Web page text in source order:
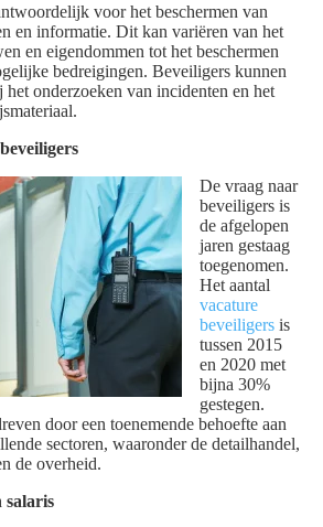
voor het beschermen van
en informatie. Dit kan variëren van het
en eigendommen tot het beschermen
bedreigingen. Beveiligers kunnen
onderzoeken van incidenten en het
De vraag naar
beveiligers is
de afgelopen
jaren gestaag
toegenomen.
Het aantal
vacature
beveiligers is
tussen 2015
en 2020 met
bijna 30%
gestegen.
door een toenemende behoefte aan
sectoren, waaronder de detailhandel,
de overheid.
salaris